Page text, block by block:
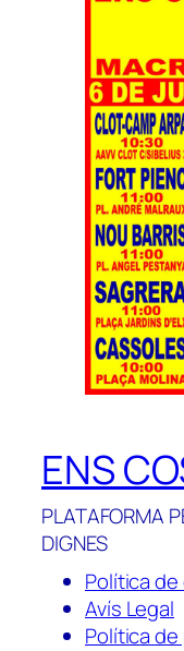
ENS
PLATAFORMA
DIGNES
Política
Avís Legal
Política